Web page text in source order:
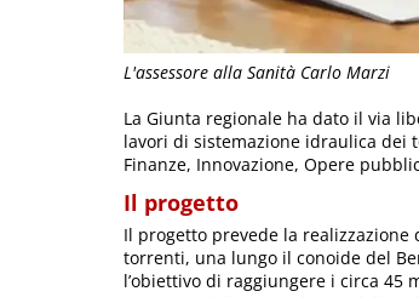
L'assessore alla Sanità Carlo Marzi
La Giunta regionale ha dato il via
lavori di sistemazione idraulica dei
Finanze, Innovazione, Opere
Il progetto
Il progetto prevede la
torrenti, una lungo il conoide del
l’obiettivo di raggiungere i circa